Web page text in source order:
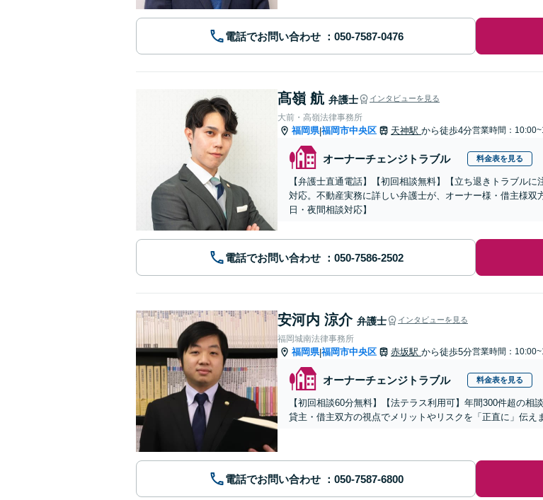
電話でお問い合わせ
髙嶺 航 弁護士 インタビューを見る
大前・高嶺法律事務所
福岡県|福岡市中央区 天神駅 から徒歩4分営業時間：
オーナーチェンジトラブル 料金表を見る
【弁護士直通電話】【初回相談無料】【立ち退きトラブル
対応。不動産実務に詳しい弁護士が、オーナー様・借主様
日・夜間相談対応】
電話でお問い合わせ
安河内 涼介 弁護士 インタビューを見る
福岡城南法律事務所
福岡県|福岡市中央区 赤坂駅 から徒歩5分営業時間：
オーナーチェンジトラブル 料金表を見る
【初回相談60分無料】【法テラス利用可】年間300件超の相
貸主・借主双方の視点でメリットやリスクを「正直に」伝え
電話でお問い合わせ